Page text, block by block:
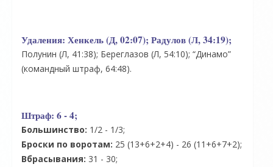
Удаления: Хенкель (Д, 02:07); Радулов (Л, 34:19);
Полунин (Л, 41:38); Береглазов (Л, 54:10); “Динамо”
(командный штраф, 64:48).
Штраф: 6 - 4;
Большинство: 1/2 - 1/3;
Броски по воротам: 25 (13+6+2+4) - 26 (11+6+7+2);
Вбрасывания: 31 - 30;